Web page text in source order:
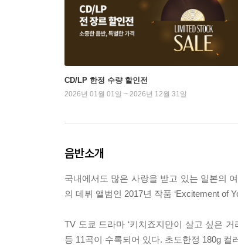
CD/LP 한정 수량 할인전
2026년 01월 01일 ~ 2026년 12월 31일
음반소개
국내에서도 많은 사랑을 받고 있는 일본의
의 데뷔 앨범인 2017년 작품 ‘Excitement of
TV 도쿄 드라마 ‘키치죠지만이 살고 싶은 거
등 11곡이 수록되어 있다. 초도한정 180g 컬